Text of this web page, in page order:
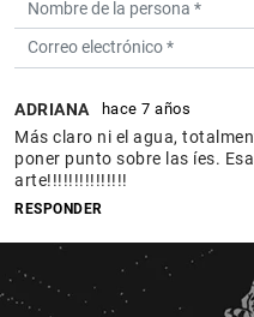
ADRIANA hace 7 años
Más claro ni el agua,
poner punto sobre las íes.
arte!!!!!!!!!!!!!!!
RESPONDER